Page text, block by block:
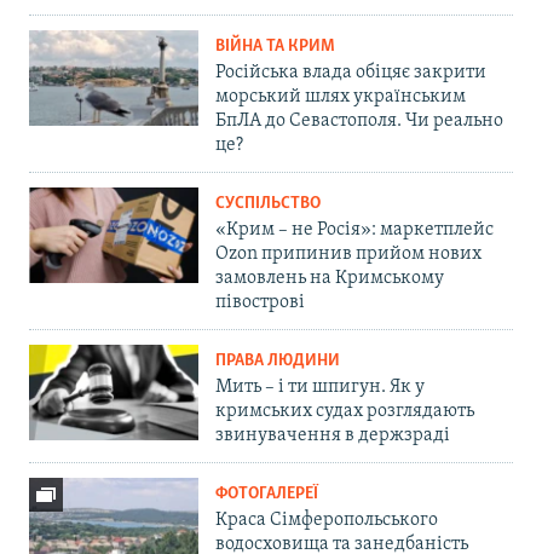
ВІЙНА ТА КРИМ
Російська влада обіцяє закрити
морський шлях українським
БпЛА до Севастополя. Чи реально
це?
СУСПІЛЬСТВО
«Крим – не Росія»: маркетплейс
Ozon припинив прийом нових
замовлень на Кримському
півострові
ПРАВА ЛЮДИНИ
Мить – і ти шпигун. Як у
кримських судах розглядають
звинувачення в держзраді
ФОТОГАЛЕРЕЇ
Краса Сімферопольського
водосховища та занедбаність